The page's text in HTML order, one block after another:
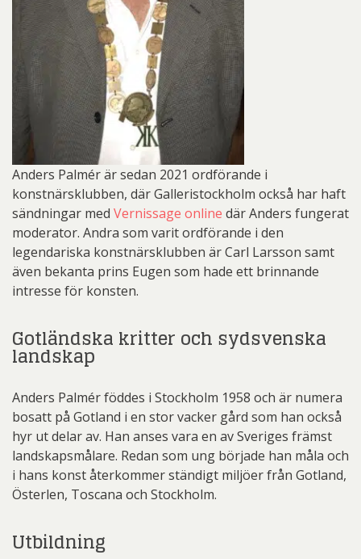
Anders Palmér är sedan 2021 ordförande i
konstnärsklubben, där Galleristockholm också har haft
sändningar med Vernissage online där Anders fungerat
moderator. Andra som varit ordförande i den
legendariska konstnärsklubben är Carl Larsson samt
även bekanta prins Eugen som hade ett brinnande
intresse för konsten.
Gotländska kritter och sydsvenska
landskap
Anders Palmér föddes i Stockholm 1958 och är numera
bosatt på Gotland i en stor vacker gård som han också
hyr ut delar av. Han anses vara en av Sveriges främst
landskapsmålare. Redan som ung började han måla och
i hans konst återkommer ständigt miljöer från Gotland,
Österlen, Toscana och Stockholm.
Utbildning